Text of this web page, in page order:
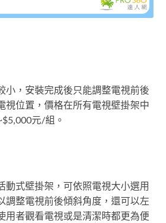
小，安裝完成後只能調整電視前後
視位置，價格在所有電視壁掛架中
元/組。
動式壁掛架，可依照電視大小選用
調整電視前後傾斜角度，還可以左
用者觀看電視或是清潔時都更為便